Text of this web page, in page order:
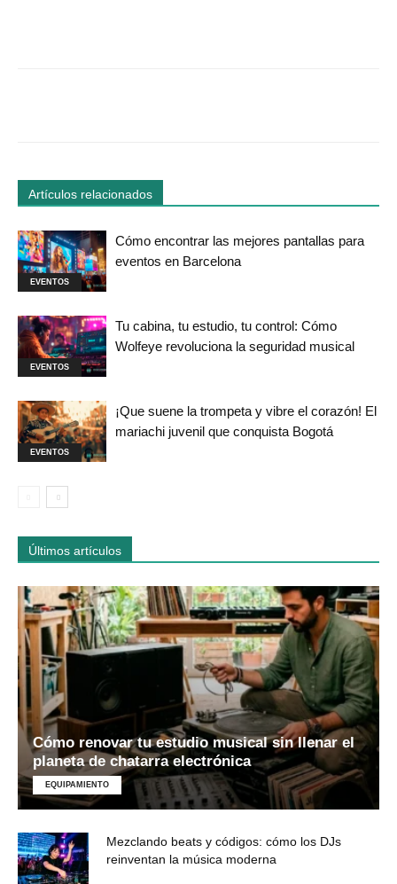
Artículos relacionados
EVENTOS
Cómo encontrar las mejores pantallas para
eventos en Barcelona
EVENTOS
Tu cabina, tu estudio, tu control: Cómo
Wolfeye revoluciona la seguridad musical
EVENTOS
¡Que suene la trompeta y vibre el corazón! El
mariachi juvenil que conquista Bogotá
Últimos artículos
Cómo renovar tu estudio musical sin llenar el
planeta de chatarra electrónica
EQUIPAMIENTO
Mezclando beats y códigos: cómo los DJs
reinventan la música moderna